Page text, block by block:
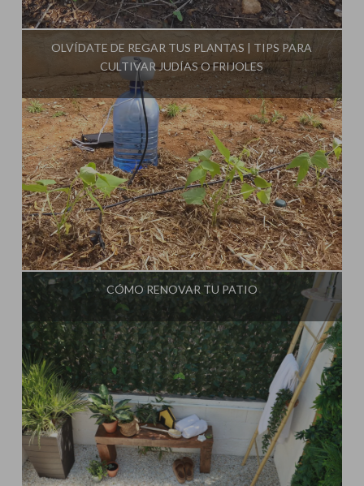
Influencer:
OLVÍDATE DE REGAR TUS PLANTAS | TIPS PARA
CULTIVAR JUDÍAS O FRIJOLES
Influencer:
CÓMO RENOVAR TU PATIO